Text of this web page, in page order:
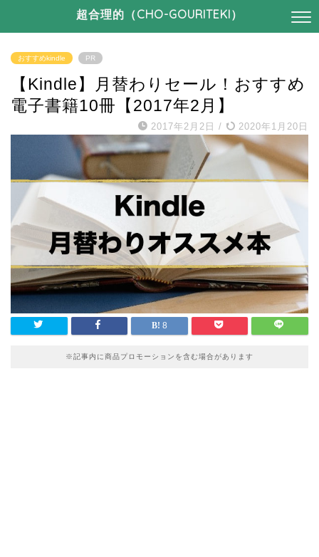
超合理的（CHO-GOURITEKI）
おすすめkindle PR
【Kindle】月替わりセール！おすすめ
電子書籍10冊【2017年2月】
2017年2月2日 / 2020年1月20日
8
※記事内に商品プロモーションを含む場合があります